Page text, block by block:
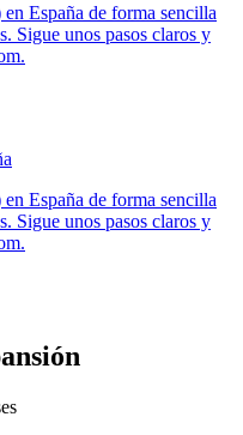
España de forma sencilla
Sigue unos pasos claros y
España de forma sencilla
Sigue unos pasos claros y